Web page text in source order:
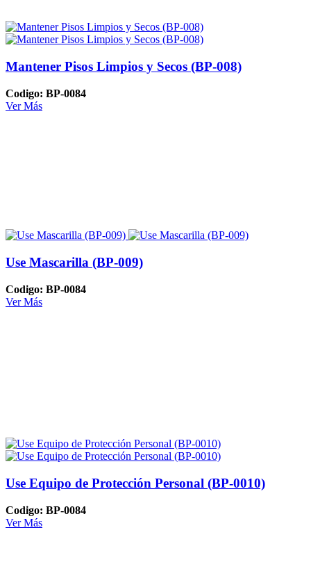
Mantener Pisos Limpios y Secos (BP-008)
Codigo: BP-0084
Ver Más
Use Mascarilla (BP-009)
Codigo: BP-0084
Ver Más
Use Equipo de Protección Personal (BP-0010)
Codigo: BP-0084
Ver Más